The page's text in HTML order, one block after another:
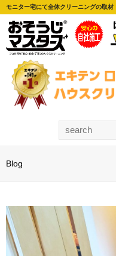
モニター宅にて全体クリーニングの取材
Blog